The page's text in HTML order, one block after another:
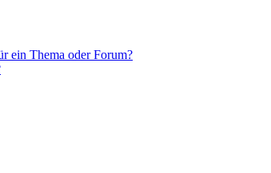
ein Thema oder Forum?